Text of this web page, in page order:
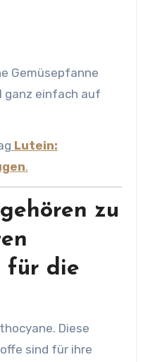
Gemüsepfanne
ganz einfach auf
Lutein:
.
zu
für die
Diese
sind für ihre